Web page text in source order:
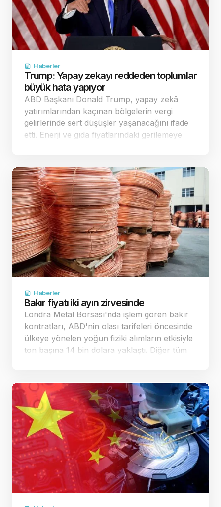
Haberler
Trump: Yapay zekayı reddeden toplumlar
büyük hata yapıyor
ABD Başkanı Donald Trump, yapay zekâ
yatırımlarından kaçınan bölgelerin vergi
gelirlerinde sert düşüşler yaşanacağını ifade
etti. Enerji ve gıda fiyatlarındaki gerilemeye
Haberler
Bakır fiyatı iki ayın zirvesinde
Londra Metal Borsası'nda işlem gören bakır
kontratları, ABD'nin olası tarifeleri öncesinde
ülkeye yönelen yoğun fiziki alımların etkisiyle
ton başına 14 bin dolara yaklaştı. Diğer tüm